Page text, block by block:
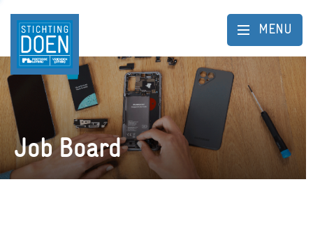
MENU
Job Board